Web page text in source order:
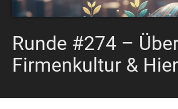
Runde #274 –
Firmenkultur &